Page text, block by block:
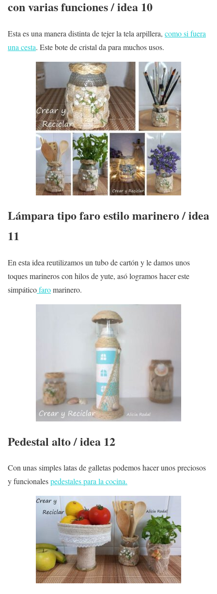
con varias funciones / idea 10
Esta es una manera distinta de tejer la tela arpillera, como si fuera
una cesta. Este bote de cristal da para muchos usos.
Lámpara tipo faro estilo marinero / idea
11
En esta idea reutilizamos un tubo de cartón y le damos unos
toques marineros con hilos de yute, asó logramos hacer este
simpáticofaromarinero.
Pedestal alto / idea 12
Con unas simples latas de galletas podemos hacer unos preciosos
y funcionalespedestales para la cocina.